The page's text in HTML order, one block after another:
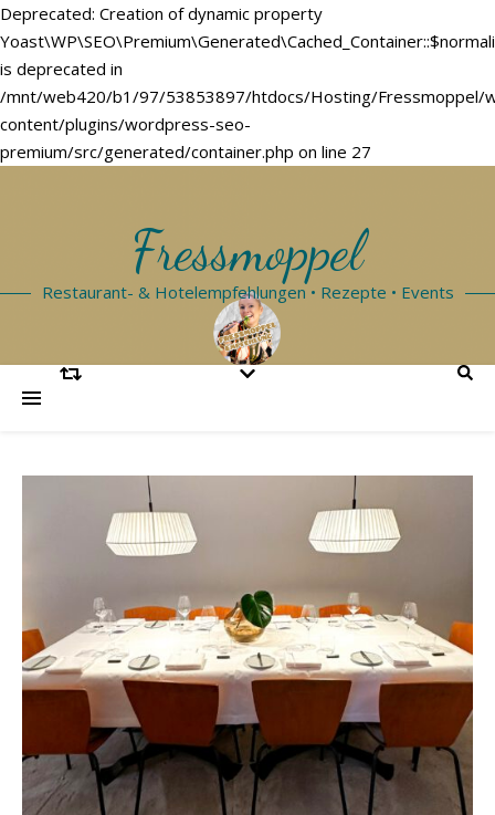
Deprecated: Creation of dynamic property
is deprecated in
/mnt/web420/b1/97/53853897/htdocs/Hosting/Fressmoppel/
content/plugins/wordpress-seo-
premium/src/generated/container.php on line 27
Fressmoppel
Restaurant- & Hotelempfehlungen • Rezepte • Events